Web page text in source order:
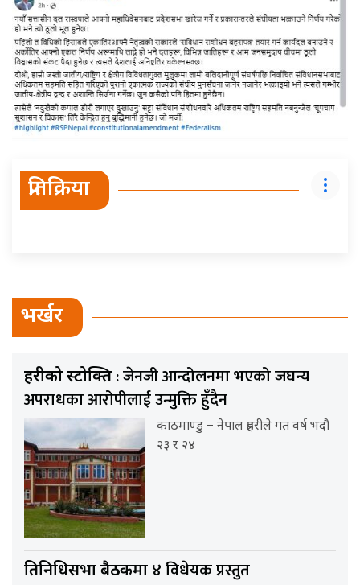
प्रतिक्रिया
भर्खर
प्रहरीको प्रस्टोक्ति : जेनजी आन्दोलनमा भएको जघन्य
अपराधका आरोपीलाई उन्मुक्ति हुँदैन
काठमाण्डु – नेपाल प्रहरीले गत वर्ष भदौ
२३ र २४
प्रतिनिधिसभा बैठकमा ४ विधेयक प्रस्तुत